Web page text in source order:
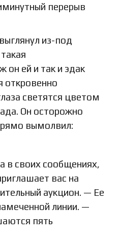
перерыв
из-под
он ей и так и эдак
откровенно
светятся цветом
Он осторожно
вымолвил:
в своих сообщениях,
вас на
аукцион. — Ее
линии. —
пять